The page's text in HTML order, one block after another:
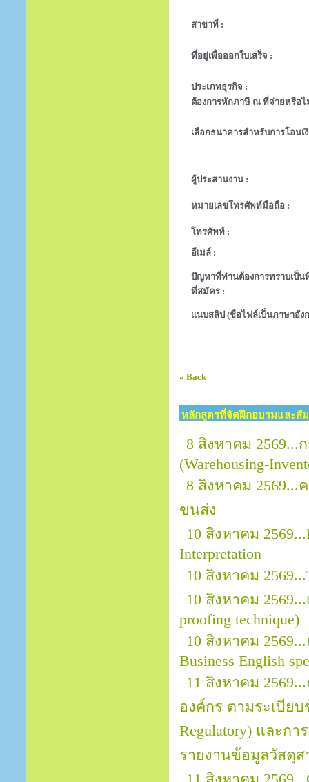
สาขาที่ :
ที่อยู่เพื่อออกใบเสร็จ :
ประเภทธุรกิจ :
ต้องการหักภาษี ณ ที่จ่ายหรือไ
เลือกธนาคารสำหรับการโอนเ
ผู้ประสานงาน :
หมายเลขโทรศัพท์มือถือ :
โทรศัพท์ :
อีเมล์ :
ปัญหาที่ท่านต้องการทราบเป็นพิ
ที่สมัคร :
แนบสลิป (ชือไฟล์เป็นภาษาอัง
« Back
หลักสูตรที่จัดฝึกอบรมและสัม
8 สิงหาคม
(Warehousing-
8 สิงหาคม
ขนส่ง
10 สิงหาคม
Interpretation
10 สิงหาคม
10 สิงหาคม
proofing technique)
10 สิงหาคม
Business English
11 สิงหาคม
องค์กร ตามระเบีย
Regulatory) และก
รายงานข้อมูลวัสดุ